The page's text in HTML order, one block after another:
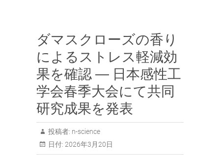
ダマスクローズの香り
によるストレス軽減効
果を確認 ― 日本感性工
学会春季大会にて共同
研究成果を発表
投稿者: n-science
日付: 2026年3月20日